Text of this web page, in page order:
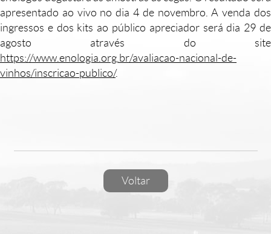
apresentado ao vivo no dia 4 de novembro. A venda dos
ingressos e dos kits ao público apreciador será dia 29 de
agosto através do site
https://www.enologia.org.br/avaliacao-nacional-de-
vinhos/inscricao-publico/.
Voltar